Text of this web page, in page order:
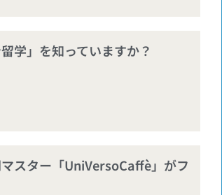
学」を知っていますか？
スター「UniVersoCaffè」がフ